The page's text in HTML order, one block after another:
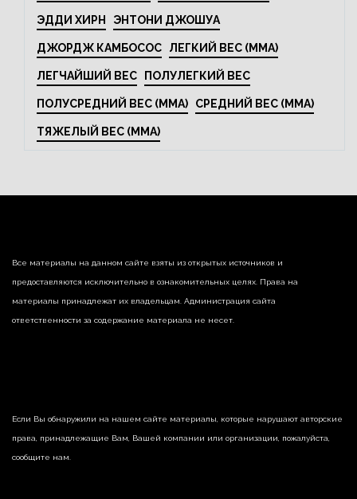
ЭДДИ ХИРН ЭНТОНИ ДЖОШУА
ДЖОРДЖ КАМБОСОС ЛЕГКИЙ ВЕС (MMA)
ЛЕГЧАЙШИЙ ВЕС ПОЛУЛЕГКИЙ ВЕС
ПОЛУСРЕДНИЙ ВЕС (MMA) СРЕДНИЙ ВЕС (MMA)
ТЯЖЕЛЫЙ ВЕС (MMA)
Все материалы на данном сайте взяты из открытых источников и
предоставляются исключительно в ознакомительных целях. Права на
материалы принадлежат их владельцам. Администрация сайта
ответственности за содержание материала не несет.
Если Вы обнаружили на нашем сайте материалы, которые нарушают авторские
права, принадлежащие Вам, Вашей компании или организации, пожалуйста,
сообщите нам.